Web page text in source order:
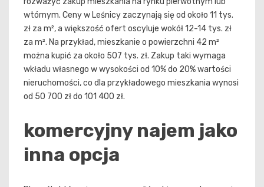
wtórnym. Ceny w Leśnicy zaczynają się od około 11 tys.
zł za m², a większość ofert oscyluje wokół 12-14 tys. zł
za m². Na przykład, mieszkanie o powierzchni 42 m²
można kupić za około 507 tys. zł. Zakup taki wymaga
wkładu własnego w wysokości od 10% do 20% wartości
nieruchomości, co dla przykładowego mieszkania wynosi
od 50 700 zł do 101 400 zł.
komercyjny najem jako
inna opcja